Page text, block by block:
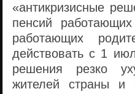
«антикризисные
пенсий
работающих
действовать с 1
решения резко
жителей страны и